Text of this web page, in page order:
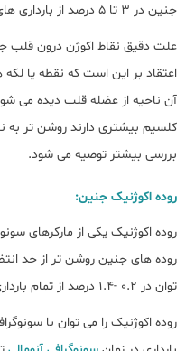
جنین در 3 تا 5 درصد از بارداری های طبیعی دیده می شود.
علت دقیق نقاط اکوژن درون
اعتقاد بر این است که نقطه یا
آن ناحیه از عضله قلب دیده می
کلسیم بیشتری دارند روشن تر
بررسی بیشتر توصیه می شود.
روده اکوژنیک جنین:
روده اکوژنیک یکی از مارکرهای
روده های جنین روشن تر از حد
توان در 0.2 -1.4 درصد از تمام بارداری ها مشاهده کرد.